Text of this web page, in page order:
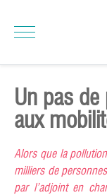
Un pas
aux
Alors que la
milliers de
par l’adjoint en